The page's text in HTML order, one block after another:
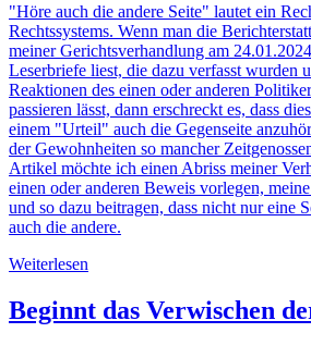
"Höre auch die andere Seite" lautet ein
Rechtssystems. Wenn man die
meiner Gerichtsverhandlung am
Leserbriefe liest, die dazu verfasst wurden
Reaktionen des einen oder anderen
passieren lässt, dann erschreckt es, dass
einem "Urteil" auch die Gegenseite
der Gewohnheiten so mancher
Artikel möchte ich einen Abriss meiner
einen oder anderen Beweis vorlegen,
und so dazu beitragen, dass nicht nur eine
auch die andere.
Weiterlesen
Beginnt das Verwischen